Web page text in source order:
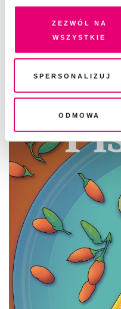
pokrewne, zgadzasz się
na Twoim urządzeniu
przetwarzanie danych.
chwili wycofać lub
plików cookie".
legalność przetwarzania
Zezwól na
wszystkie
Spersonalizuj
Odmowa
książek dla największych
jest również
Mieszka w Krakowie z